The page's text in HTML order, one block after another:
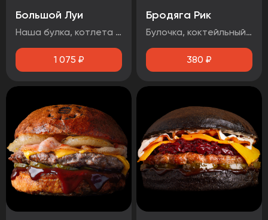
Большой Луи
Наша булка, котлета говяжья 2шт, помидор, огурец маринованный, луковые кольца, бекон, лист салата, сыр чеддер, соус барбекю, соус медово-горчичный
1 075 ₽
Бродяга Рик
Булочка, коктейльный соус, маринованный огурец, помидоры, фирменная курица в панировке, сыр чеддер, бекон.
380 ₽